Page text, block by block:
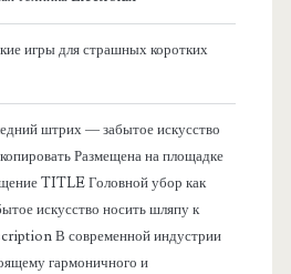
игры для страшных коротких
штрих — забытое искусство
Размещена на площадке
TITLE Головной убор как
искусство носить шляпу к
В современной индустрии
гармоничного и